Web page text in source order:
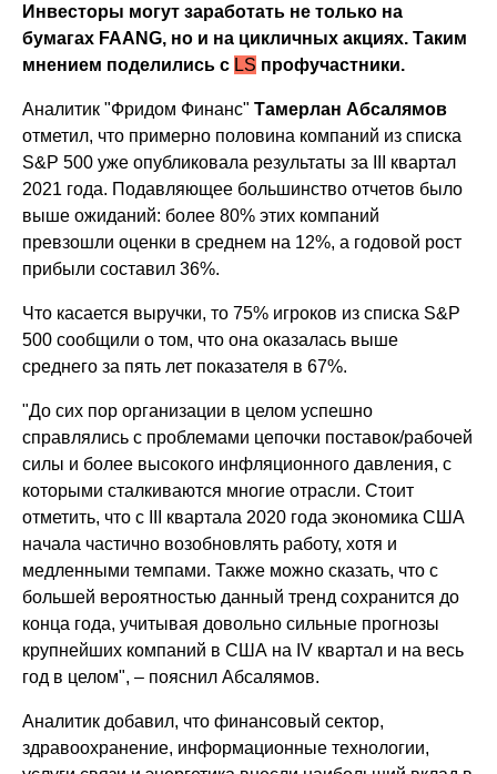
Инвесторы могут заработать не только на
бумагах FAANG, но и на цикличных акциях. Таким
мнением поделились с LS профучастники.
Аналитик "Фридом Финанс"Тамерлан Абсалямов
отметил, что примерно половина компаний из списка
S&P 500 уже опубликовала результаты за III квартал
2021 года. Подавляющее большинство отчетов было
выше ожиданий: более 80% этих компаний
превзошли оценки в среднем на 12%, а годовой рост
прибыли составил 36%.
Что касается выручки, то 75% игроков из списка S&P
500 сообщили о том, что она оказалась выше
среднего за пять лет показателя в 67%.
"До сих пор организации в целом успешно
справлялись с проблемами цепочки поставок/рабочей
силы и более высокого инфляционного давления, с
которыми сталкиваются многие отрасли. Стоит
отметить, что с III квартала 2020 года экономика США
начала частично возобновлять работу, хотя и
медленными темпами. Также можно сказать, что с
большей вероятностью данный тренд сохранится до
конца года, учитывая довольно сильные прогнозы
крупнейших компаний в США на IV квартал и на весь
год в целом", – пояснил Абсалямов.
Аналитик добавил, что финансовый сектор,
здравоохранение, информационные технологии,